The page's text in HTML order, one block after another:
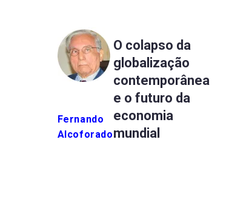
Fernando
Alcoforado
O colapso da
globalização
contemporânea
e o futuro da
economia
mundial